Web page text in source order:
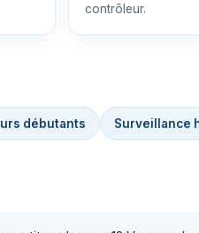
contrôleur.
débutants Surveillance